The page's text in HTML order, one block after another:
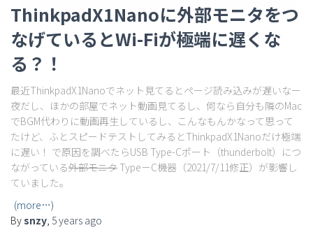
ThinkpadX1Nanoに外部モニタをつ
なげているとWi-Fiが極端に遅くな
る？！
最近ThinkpadX1Nanoでネット見てるとページ読み込みが遅いなー
夜だし、ほかの部屋でネット動画見てるし、何なら自分も隣のMac
でBGM代わりに動画再生しているし、こんなもんかなって思って
たけど、ふとスピードテストしてみるとThinkpadX1Nanoだけ極端
に遅い！ で原因を調べたらUSB Type-Cポート（thunderbolt）につ
ながっている外部モニタ Type－C機器（2021/7/11修正）が影響し
ていました。
(more…)
Bysnzy 5 years ago